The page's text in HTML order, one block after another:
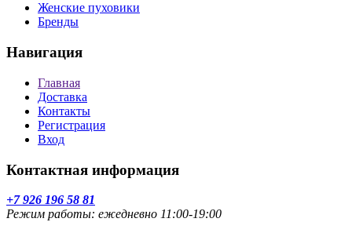
Женские пуховики
Бренды
Навигация
Главная
Доставка
Контакты
Регистрация
Вход
Контактная информация
+7 926 196 58 81
Режим работы: ежедневно 11:00-19:00